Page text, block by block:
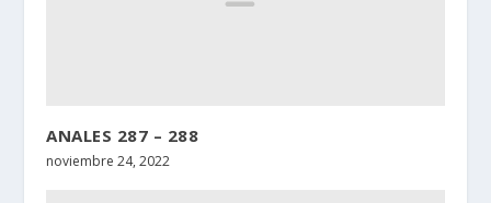
ANALES 287 – 288
noviembre 24, 2022